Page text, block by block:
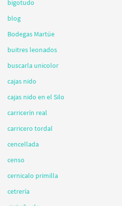
bigotudo
blog
Bodegas Martúe
buitres leonados
buscarla unicolor
cajas nido
cajas nido en el Silo
carricerín real
carricero tordal
cencellada
censo
cernicalo primilla
cetrería